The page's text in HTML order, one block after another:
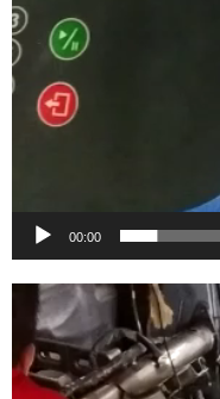
00:00
Video
Player